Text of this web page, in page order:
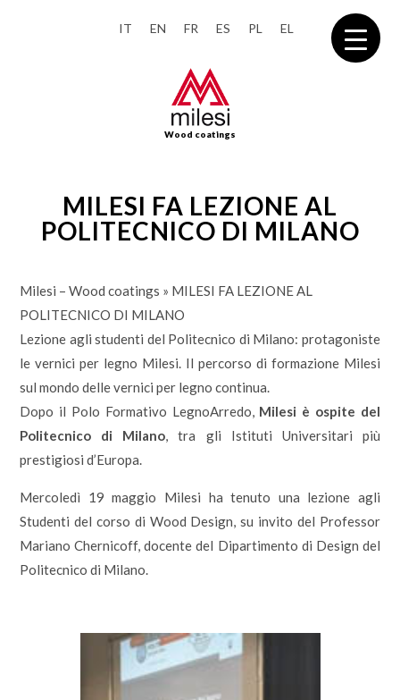
IT EN FR ES PL EL
Wood coatings
MILESI FA LEZIONE AL
POLITECNICO DI MILANO
Milesi – Wood coatings » MILESI FA LEZIONE AL
POLITECNICO DI MILANO
Lezione agli studenti del Politecnico di Milano: protagoniste
le vernici per legno Milesi. Il percorso di formazione Milesi
sul mondo delle vernici per legno continua.
Dopo il Polo Formativo LegnoArredo, Milesi è ospite del
Politecnico di Milano, tra gli Istituti Universitari più
prestigiosi d’Europa.
Mercoledì 19 maggio Milesi ha tenuto una lezione agli
Studenti del corso di Wood Design, su invito del Professor
Mariano Chernicoff, docente del Dipartimento di Design del
Politecnico di Milano.